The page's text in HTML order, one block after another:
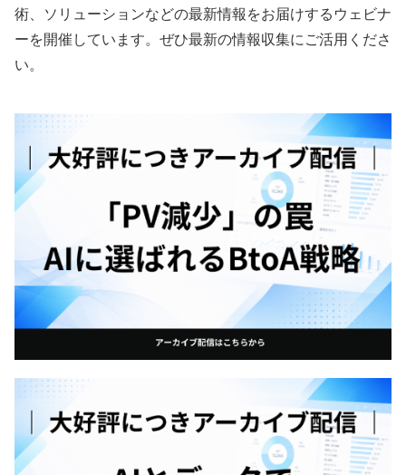
術、ソリューションなどの最新情報をお届けするウェビナ
ーを開催しています。ぜひ最新の情報収集にご活用くださ
い。